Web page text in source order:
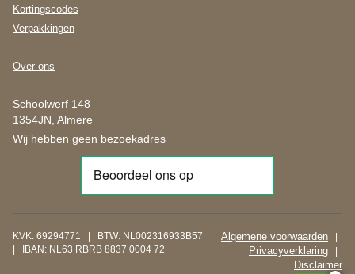
Kortingscodes
Verpakkingen
Over ons
Schoolwerf 148
1354JN, Almere
Wij hebben geen bezoekadres
KVK: 69294771 | BTW: NL002316933B57
| IBAN: NL63 RBRB 8837 0004 72
Algemene voorwaarden|
Privacyverklaring|
Disclaimer